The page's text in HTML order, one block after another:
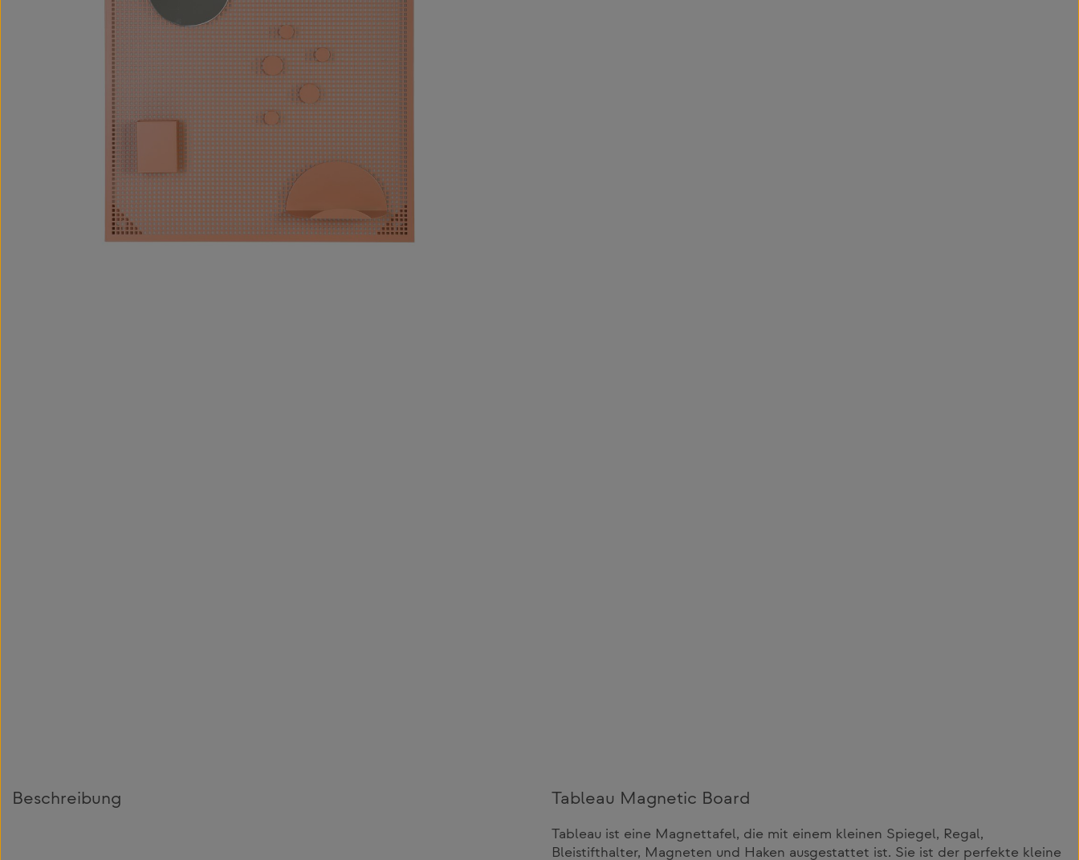
Beschreibung Tableau Magnetic Board
Tableau ist eine Magnettafel, die mit einem kleinen Spiegel, Regal,
Bleistifthalter, Magneten und Haken ausgestattet ist. Sie ist der perfekte kleine